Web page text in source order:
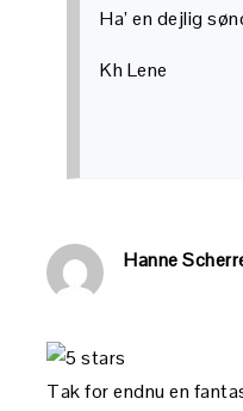
Ha’ en dejlig
Kh Lene
Hanne
Tak for endnu en